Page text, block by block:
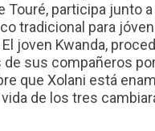
participa junto
tradicional para
joven Kwanda,
de sus compañeros
que Xolani está
de los tres